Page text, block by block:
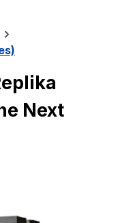
Next